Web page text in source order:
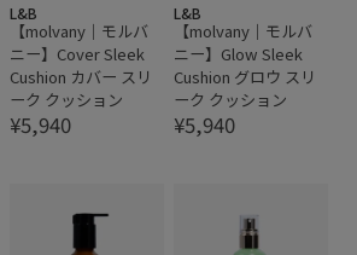
L&B
【molvany｜モルバ
ニー】Cover Sleek
Cushion カバー スリ
ーク クッション
¥5,940
L&B
【molvany｜モルバ
ニー】Glow Sleek
Cushion グロウ スリ
ーク クッション
¥5,940